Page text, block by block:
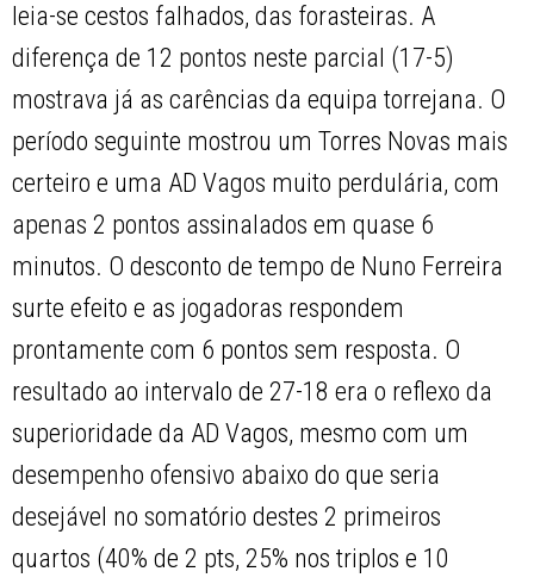
leia-se cestos falhados, das forasteiras. A
diferença de 12 pontos neste parcial (17-5)
mostrava já as carências da equipa torrejana. O
período seguinte mostrou um Torres Novas mais
certeiro e uma AD Vagos muito perdulária, com
apenas 2 pontos assinalados em quase 6
minutos. O desconto de tempo de Nuno Ferreira
surte efeito e as jogadoras respondem
prontamente com 6 pontos sem resposta. O
resultado ao intervalo de 27-18 era o reflexo da
superioridade da AD Vagos, mesmo com um
desempenho ofensivo abaixo do que seria
desejável no somatório destes 2 primeiros
quartos (40% de 2 pts, 25% nos triplos e 10